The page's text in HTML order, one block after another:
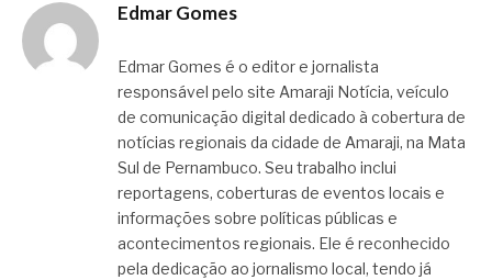
Edmar Gomes
Edmar Gomes é o editor e jornalista
responsável pelo site Amaraji Notícia, veículo
de comunicação digital dedicado à cobertura de
notícias regionais da cidade de Amaraji, na Mata
Sul de Pernambuco. Seu trabalho inclui
reportagens, coberturas de eventos locais e
informações sobre políticas públicas e
acontecimentos regionais. Ele é reconhecido
pela dedicação ao jornalismo local, tendo já